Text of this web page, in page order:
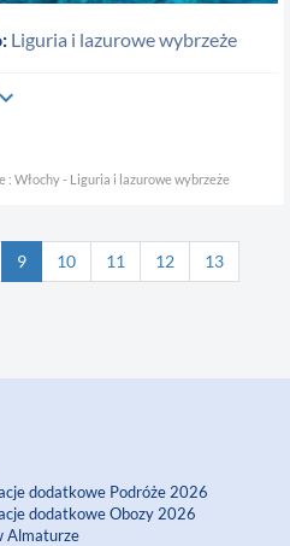
Liguria i lazurowe wybrzeże
keyboard_arrow_down
: Włochy - Liguria i lazurowe wybrzeże
9 10 11 12
13
dodatkowe Podróże 2026
dodatkowe Obozy 2026
Almaturze